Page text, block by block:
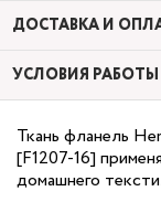
ДОСТАВКА И
УСЛОВИЯ РАБОТЫ
Ткань фланель
[F1207-16]
домашнего